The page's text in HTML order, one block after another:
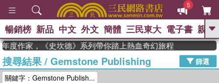
5
GO
熱搜： 東野圭吾 、 高希均教授回憶錄
、 The Odyssey 、 父親節 、 如果歷
暢銷榜 新品 中文 外文 簡體 三民東大 電子書 親子
作家，《史坎德》系列帶你踏上熱血奇幻旅程
搜尋結果/ Gemstone Publishing
篩選
關鍵字：Gemstone Publish...